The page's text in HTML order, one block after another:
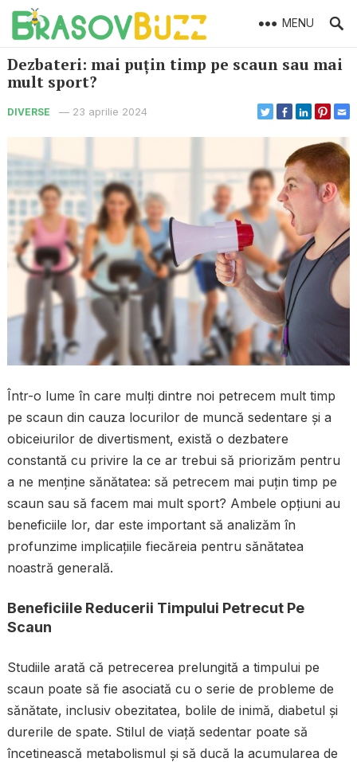
MENU
Dezbateri: mai puțin timp pe scaun sau mai
mult sport?
DIVERSE — 23 aprilie 2024
Într-o lume în care mulți dintre noi petrecem mult timp
pe scaun din cauza locurilor de muncă sedentare și a
obiceiurilor de divertisment, există o dezbatere
constantă cu privire la ce ar trebui să priorizăm pentru
a ne menține sănătatea: să petrecem mai puțin timp pe
scaun sau să facem mai mult sport? Ambele opțiuni au
beneficiile lor, dar este important să analizăm în
profunzime implicațiile fiecăreia pentru sănătatea
noastră generală.
Beneficiile Reducerii Timpului Petrecut Pe
Scaun
Studiile arată că petrecerea prelungită a timpului pe
scaun poate să fie asociată cu o serie de probleme de
sănătate, inclusiv obezitatea, bolile de inimă, diabetul și
durerile de spate. Stilul de viață sedentar poate să
încetinească metabolismul și să ducă la acumularea de